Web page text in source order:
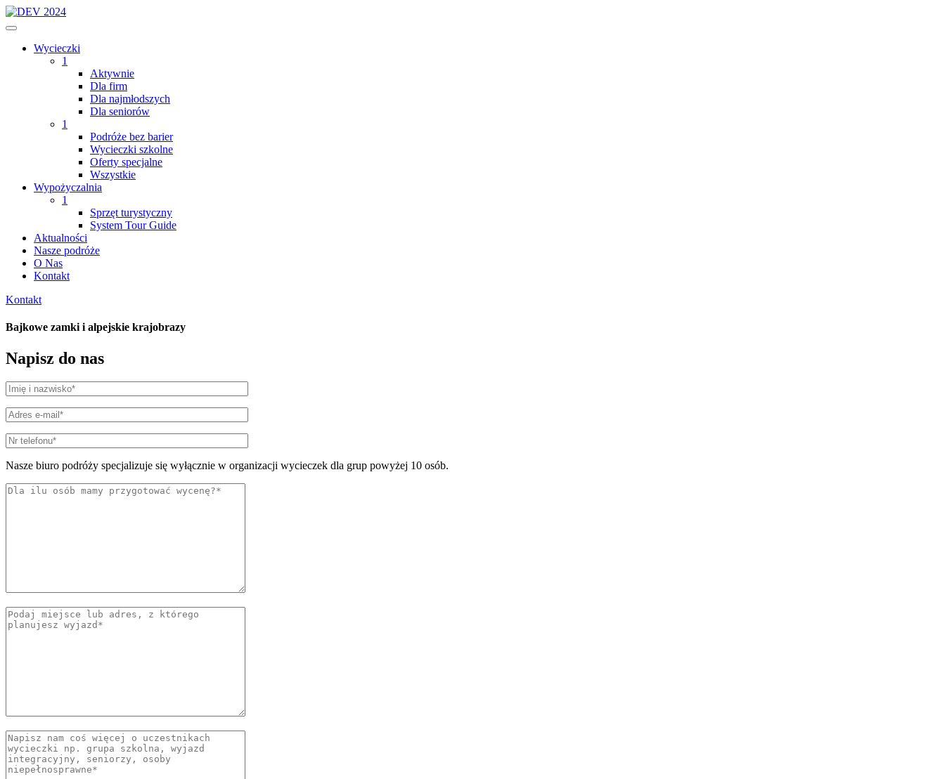
Wycieczki
1
Aktywnie
Dla firm
Dla najmłodszych
Dla seniorów
1
Podróże bez barier
Wycieczki szkolne
Oferty specjalne
Wszystkie
Wypożyczalnia
1
Sprzęt turystyczny
System Tour Guide
Aktualności
Nasze podróże
O Nas
Kontakt
Kontakt
Bajkowe zamki i alpejskie krajobrazy
Napisz do nas
Nasze biuro podróży specjalizuje się wyłącznie w organizacji wycieczek dla grup powyżej 10 osób.